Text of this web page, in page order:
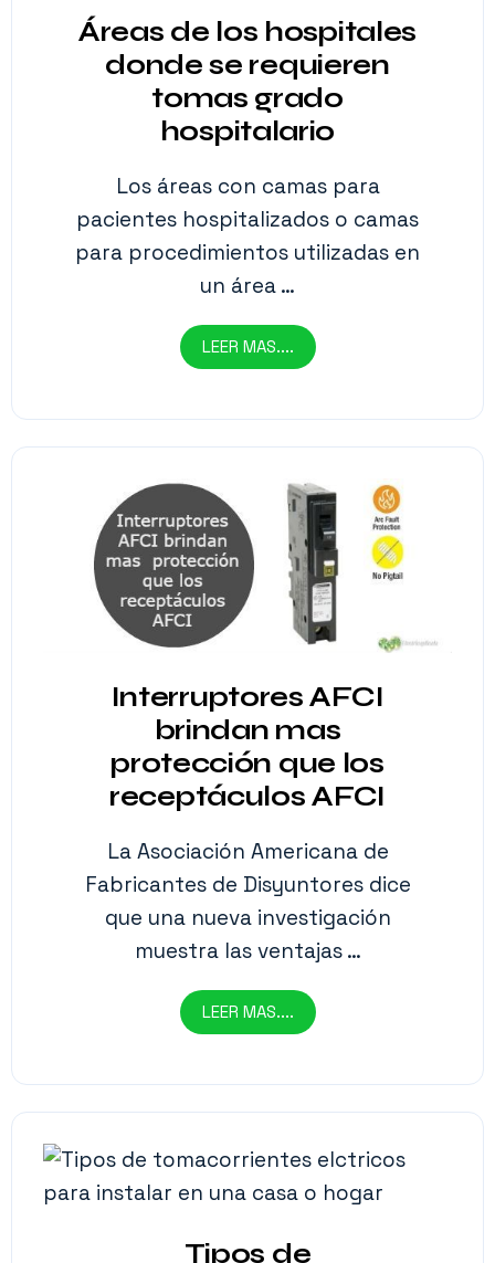
Áreas de los hospitales
donde se requieren
tomas grado
hospitalario
Los áreas con camas para
pacientes hospitalizados o camas
para procedimientos utilizadas en
un área …
LEER MAS....
Interruptores AFCI
brindan mas
protección que los
receptáculos AFCI
La Asociación Americana de
Fabricantes de Disyuntores dice
que una nueva investigación
muestra las ventajas …
LEER MAS....
Tipos de